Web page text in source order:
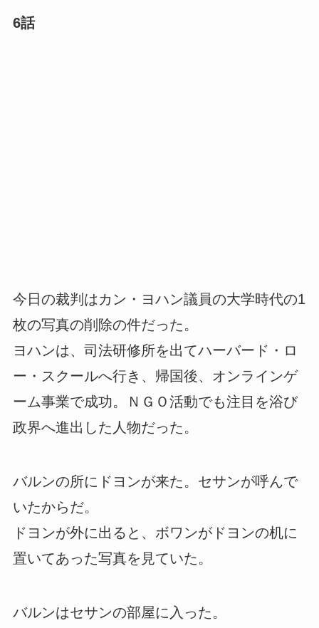
6話
今日の裁判はカン・ヨハン議員の大学時代の1
枚の写真の削除の件だった。
ヨハンは、司法研修所を出てハーバード・ロ
ー・スクールへ行き、帰国後、オンラインゲ
ーム事業で成功。ＮＧＯ活動でも注目を浴び
政界へ進出した人物だった。
バルンの所にドヨンが来た。セサンが呼んで
いたからだ。
ドヨンが外に出ると、ボワンがドヨンの机に
置いてあった写真を見ていた。
バルンはセサンの部屋に入った。